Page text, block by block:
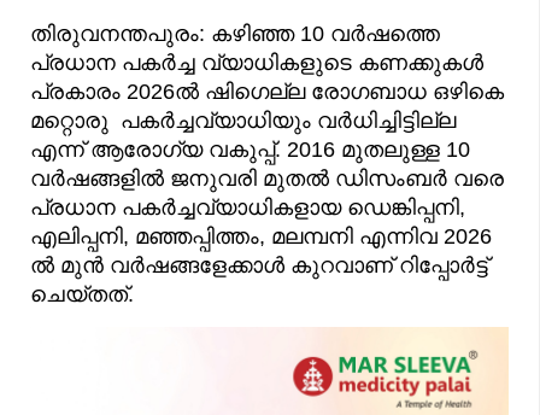
തിരുവനന്തപുരം: കഴിഞ്ഞ 10 വർഷത്തെ
പ്രധാന പകർച്ച വ്യാധികളുടെ കണക്കുകൾ
പ്രകാരം 2026ൽ ഷിഗെല്ല രോഗബാധ ഒഴികെ
മറ്റൊരു പകർച്ചവ്യാധിയും വർധിച്ചിട്ടില്ല
എന്ന് ആരോഗ്യ വകുപ്പ്. 2016 മുതലുള്ള 10
വർഷങ്ങളിൽ ജനുവരി മുതൽ ഡിസംബർ വരെ
പ്രധാന പകർച്ചവ്യാധികളായ ഡെങ്കിപ്പനി,
എലിപ്പനി, മഞ്ഞപ്പിത്തം, മലമ്പനി എന്നിവ 2026
ല്‍ മുന്‍ വര്‍ഷങ്ങളേക്കാള്‍ കുറവാണ് റിപ്പോര്‍ട്ട്‌
ചെയ്തത്.